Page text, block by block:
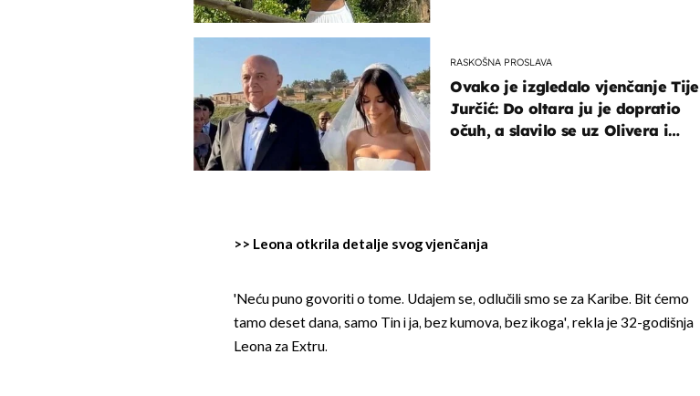
RASKOŠNA PROSLAVA
Ovako je izgledalo vjenčanje Tije
Jurčić: Do oltara ju je dopratio
očuh, a slavilo se uz Olivera i
>> Leona otkrila detalje svog vjenčanja
'Neću puno govoriti o tome. Udajem se, odlučili smo se za Karibe. Bit ćemo
tamo deset dana, samo Tin i ja, bez kumova, bez ikoga', rekla je 32-godišnja
Leona za Extru.